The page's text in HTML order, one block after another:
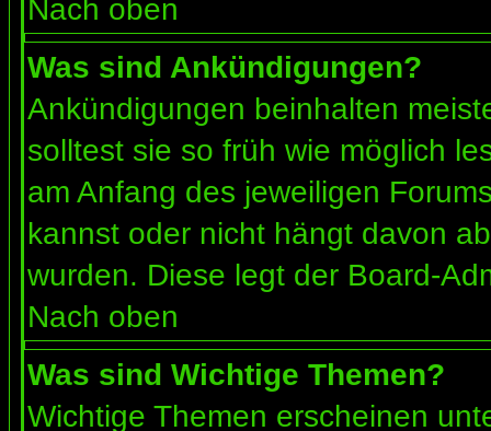
Nach oben
Was sind Ankündigungen?
Ankündigungen beinhalten
solltest sie so früh wie möglich
am Anfang des jeweiligen
kannst oder nicht hängt davon
wurden. Diese legt der Board-
Nach oben
Was sind Wichtige Themen?
Wichtige Themen erscheinen